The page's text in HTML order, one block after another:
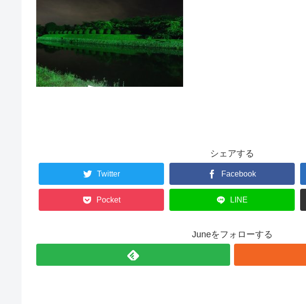
シェアする
Twitter Facebook
Pocket LINE
Juneをフォローする